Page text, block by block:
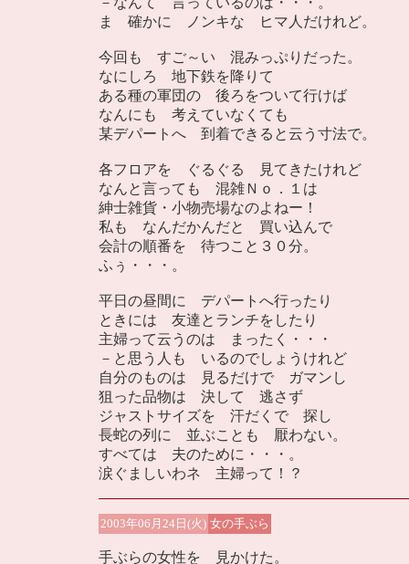
ま 確かに ノンキな ヒマ人だけれど。
今回も すご～い 混みっぷりだった。
なにしろ 地下鉄を降りて
ある種の軍団の 後ろをついて行けば
なんにも 考えていなくても
某デパートへ 到着できると云う寸法で。
各フロアを ぐるぐる 見てきたけれど
なんと言っても 混雑Ｎｏ．１は
紳士雑貨・小物売場なのよねー！
私も なんだかんだと 買い込んで
会計の順番を 待つこと３０分。
ふぅ・・・。
平日の昼間に デパートへ行ったり
ときには 友達とランチをしたり
主婦って云うのは まったく・・・
－と思う人も いるのでしょうけれど
自分のものは 見るだけで ガマンし
狙った品物は 決して 逃さず
ジャストサイズを 汗だくで 探し
長蛇の列に 並ぶことも 厭わない。
すべては 夫のために・・・。
涙ぐましいわネ 主婦って！？
2003年06月24日(火) 女の手ぶら
手ぶらの女性を 見かけた。